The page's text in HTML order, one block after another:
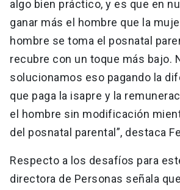
algo bien práctico, y es que en
ganar más el hombre que la
hombre se toma el posnatal
recubre con un toque más bajo.
solucionamos eso pagando la
que paga la isapre y la
el hombre sin modificación
del posnatal parental”, destaca
Respecto a los desafíos para
directora de Personas señala